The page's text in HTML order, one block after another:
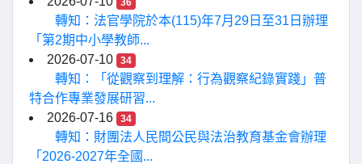
36
轉知：法官學院於本(115)年7月29日至31日辦理
「第2期中小學教師...
2026-07-10
34
轉知：「從觀察到理解：行為觀察紀錄實踐」普
特合作專業發展研習...
2026-07-16
34
轉知：財團法人民間公民與法治教育基金會辦理
「2026-2027年全國...